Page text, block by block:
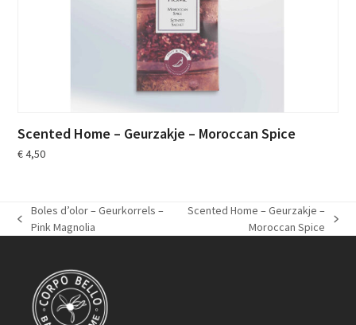
Scented Home – Geurzakje – Moroccan Spice
€4,50
previous
Boles d’olor – Geurkorrels –
Pink Magnolia
Scented Home – Geurzakje –
Moroccan Spice